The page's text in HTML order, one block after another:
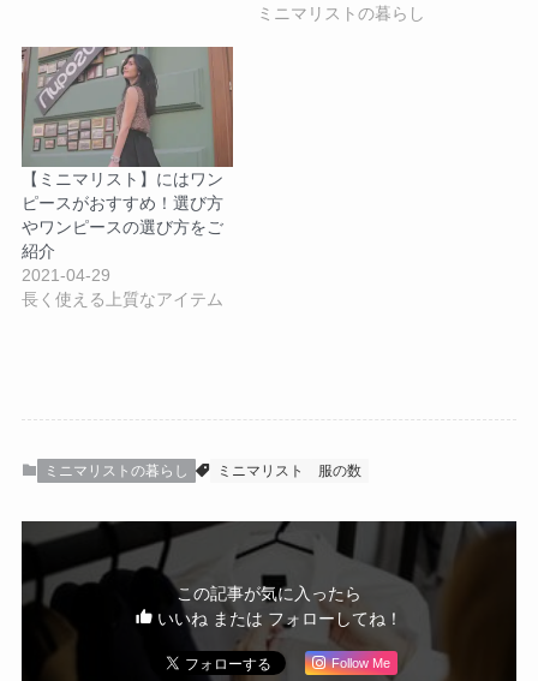
ミニマリストの暮らし
【ミニマリスト】にはワン
ピースがおすすめ！選び方
やワンピースの選び方をご
紹介
2021-04-29
長く使える上質なアイテム
ミニマリストの暮らし ミニマリスト 服の数
この記事が気に入ったら
いいね または フォローしてね！
Follow Me